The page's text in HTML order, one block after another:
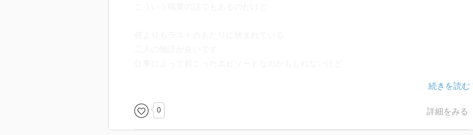
0 詳細をみる